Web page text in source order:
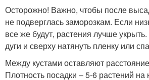
Осторожно! Важно, чтобы после
не подверглась заморозкам. Если
все же будут, растения лучше
дуги и сверху натянуть пленку или
Между кустами оставляют
Плотность посадки – 5-6 растений